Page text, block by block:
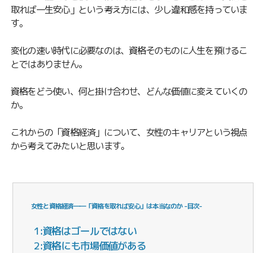
取れば一生安心」という考え方には、少し違和感を持っていま
す。
変化の速い時代に必要なのは、資格そのものに人生を預けるこ
とではありません。
資格をどう使い、何と掛け合わせ、どんな価値に変えていくの
か。
これからの「資格経済」について、女性のキャリアという視点
から考えてみたいと思います。
女性と資格経済――「資格を取れば安心」は本当なのか -目次-
1:資格はゴールではない
2:資格にも市場価値がある